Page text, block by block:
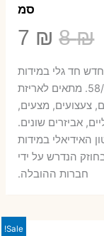
סמ
8₪
היה:
8 ₪.
7 ₪
7 ₪.
חדש חד גלי במידות
58/36/35. מתאים לאריזת
צעצועים, מצעים,
אביזרים שונים.
האידיאלי במידות
הנדרש על ידי
חברות ההובלה.
Sale!